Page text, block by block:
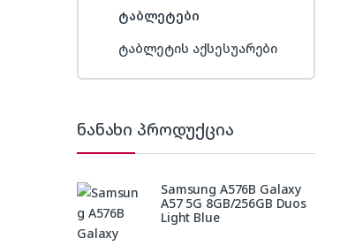
ტაბლეტები
ტაბლეტის აქსესუარები
ნანახი პროდუქცია
Samsung A576B Galaxy
A57 5G 8GB/256GB Duos
Light Blue